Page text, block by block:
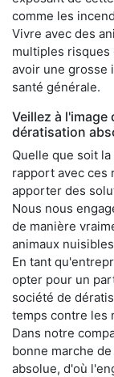
comme les
Vivre avec des
multiples risques
avoir une grosse
santé générale.
Veillez à
dératisation
Quelle que soit
rapport avec ces
apporter des
Nous nous
de manière
animaux
En tant
opter pour un
société de
temps contre les
Dans notre
bonne marche
absolue, d'où